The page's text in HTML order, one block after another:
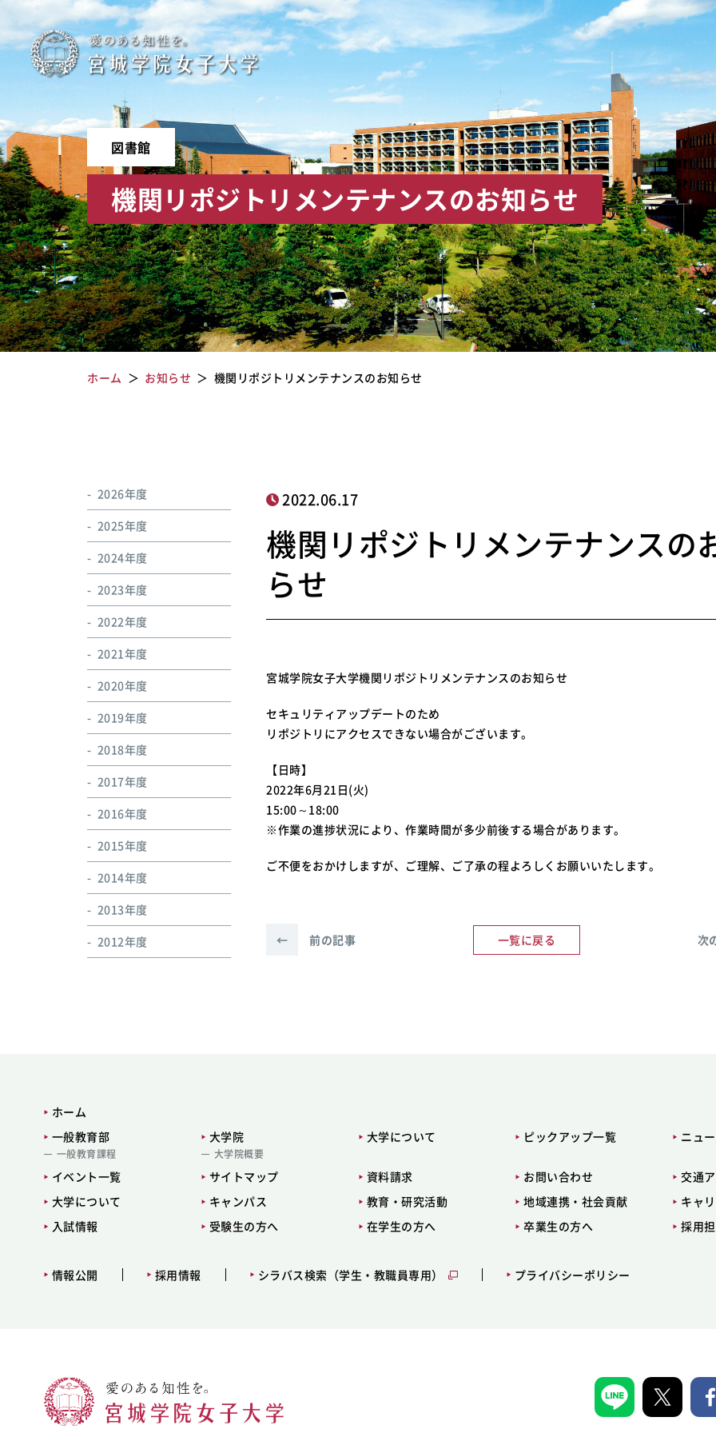
宮
城
学
院
女
子
大
学
図書館
機関リポジトリメンテナンスのお知らせ
ホーム お知らせ 機関リポジトリメンテナンスのお知らせ
2022.06.17
機関リポジトリメンテナンスの
らせ
宮城学院女子大学機関リポジトリメンテナンスのお知らせ
セキュリティアップデートのため
リポジトリにアクセスできない場合がございます。
【日時】
2022年6月21日(火)
15:00～18:00
※作業の進捗状況により、作業時間が多少前後する場合があります。
ご不便をおかけしますが、ご理解、ご了承の程よろしくお願いいたします。
← 前の記事 一覧に戻る 次
2026年度
2025年度
2024年度
2023年度
2022年度
2021年度
2020年度
2019年度
2018年度
2017年度
2016年度
2015年度
2014年度
2013年度
2012年度
ホーム
一般教育部
一般教育課程
大学院
大学院概要
大学について ピックアップ一覧 ニュ
イベント一覧 サイトマップ 資料請求 お問い合わせ
交通
大学について
キャンパス 教育・研究活動 地域連携・社会貢献
キャ
入試情報
受験生の方へ 在学生の方へ 卒業生の方へ 採用
情報公開 採用情報 シラバス検索（学生・教職員専用） プライバシーポリシー